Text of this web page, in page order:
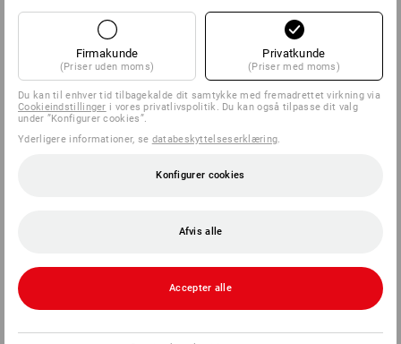
Firmakunde
(Priser uden moms)
Privatkunde
(Priser med moms)
Du kan til enhver tid tilbagekalde dit samtykke med fremadrettet virkning via
Cookieindstillinger i vores privatlivspolitik. Du kan også tilpasse dit valg
under ”Konfigurer cookies”.
Yderligere informationer, se databeskyttelseserklæring.
Konfigurer cookies
Afvis alle
Accepter alle